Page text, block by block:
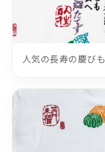
人気の長寿の慶びも